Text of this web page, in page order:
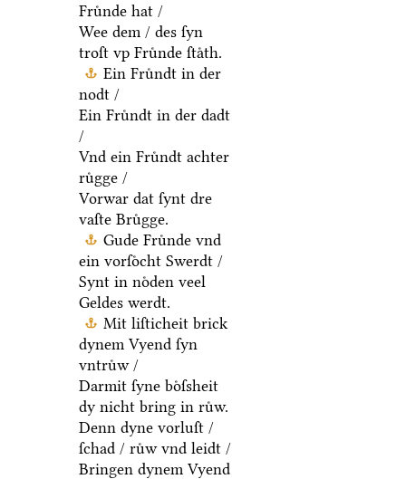
Fruͤnde hat /
Wee dem / des ſyn
troſt vp Fruͤnde ſtaͤth.
Ein Fruͤndt in der
nodt /
Ein Fruͤndt in der dadt
/
Vnd ein Fruͤndt achter
ruͤgge /
Vorwar dat ſynt dre
vaſte Bruͤgge.
Gude Fruͤnde vnd
ein vorſoͤcht Swerdt /
Synt in noͤden veel
Geldes werdt.
Mit liſticheit brick
dynem Vyend ſyn
vntruͤw /
Darmit ſyne boͤſsheit
dy nicht bring in ruͤw.
Denn dyne vorluſt /
ſchad / ruͤw vnd leidt /
Bringen dynem Vyend